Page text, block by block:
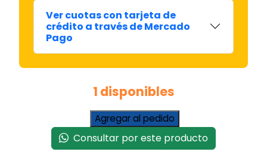
Ver cuotas con tarjeta de
crédito a través de Mercado
Pago
1 disponibles
Calefactor
Exterior
Lusqtoff
Agregar al pedido
Consultar por este producto